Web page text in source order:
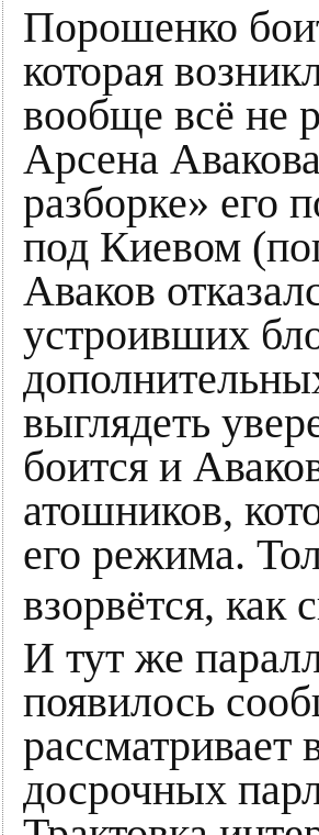
Порошенко
которая
вообще всё не
Арсена
разборке» его
под Киевом
Аваков
устроивших
выглядеть
боится и
атошников,
его режима.
взорвётся, как
И тут же
появилось
досрочных